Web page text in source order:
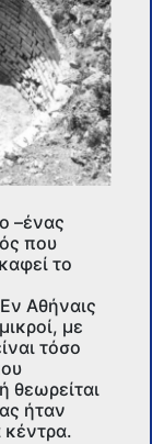
–ένας
που
το
Αθήναις
με
τόσο
θεωρείται
ήταν